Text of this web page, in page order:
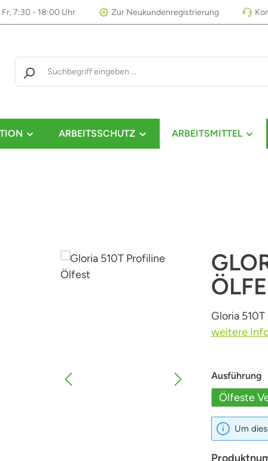
Fr, 7:30 - 18:00 Uhr Zur Neukundenregistrierung
ARBEITSSCHUTZ ARBEITSMITTEL
Gloria
weitere
Ausführung
Ölfeste
Um